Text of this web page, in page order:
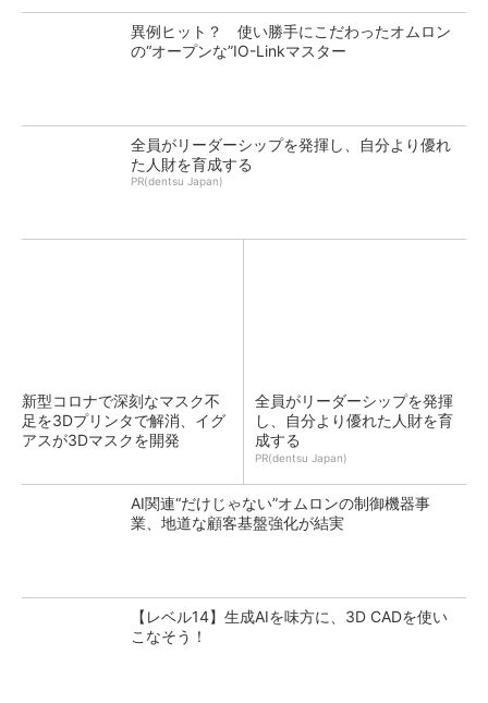
異例ヒット？ 使い勝手にこだわったオムロン
の“オープンな”IO-Linkマスター
全員がリーダーシップを発揮し、自分より優れ
た人財を育成する
PR(dentsu Japan)
新型コロナで深刻なマスク不
足を3Dプリンタで解消、イグ
アスが3Dマスクを開発
全員がリーダーシップを発揮
し、自分より優れた人財を育
成する
PR(dentsu Japan)
AI関連“だけじゃない”オムロンの制御機器事
業、地道な顧客基盤強化が結実
【レベル14】生成AIを味方に、3D CADを使い
こなそう！